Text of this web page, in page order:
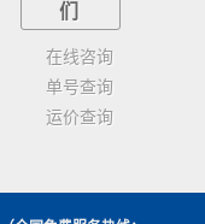
们
在线咨询
单号查询
运价查询